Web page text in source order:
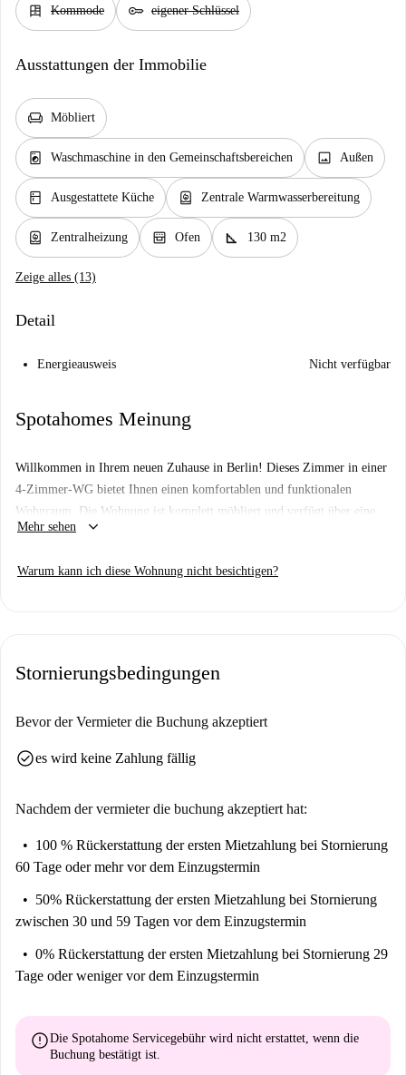
dresser Kommode key eigener Schlüssel
Ausstattungen der Immobilie
chair Möbliert
local_laundry_service Waschmaschine in den Gemeinschaftsbereichen image Außen
kitchen Ausgestattete Küche water_heater Zentrale Warmwasserbereitung
water_heater Zentralheizung oven_gen Ofen square_foot 130 m2
Zeige alles (13)
Detail
Energieausweis Nicht verfügbar
Spotahomes Meinung
Willkommen in Ihrem neuen Zuhause in Berlin! Dieses Zimmer in einer
4-Zimmer-WG bietet Ihnen einen komfortablen und funktionalen
Wohnraum. Die Wohnung ist komplett möbliert und verfügt über eine
voll ausgestattete Küche, eine Zentralheizung und die Mitbenutzung
Gas und WLAN sind in der Miete enthalten und bieten Ihnen somit ein
Wohnen Sie im lebendigen Kreuzberg! Die Wohnung liegt in der Nähe
für Studierende und beliebte Einrichtungen wie der Breakfast Club, das
fantastische Möglichkeiten zum Essen und Einkaufen bieten. Berlin ist
Spotahome!
Mehr sehen keyboard_arrow_down
Warum kann ich diese Wohnung nicht besichtigen?
Stornierungsbedingungen
Bevor der Vermieter die Buchung akzeptiert
check_circlees wird keine Zahlung fällig
Nachdem der vermieter die buchung akzeptiert hat:
100 % Rückerstattung der ersten Mietzahlung bei Stornierung
60 Tage oder mehr vor dem Einzugstermin
50% Rückerstattung der ersten Mietzahlung bei Stornierung
zwischen 30 und 59 Tagen vor dem Einzugstermin
0% Rückerstattung der ersten Mietzahlung bei Stornierung 29
Tage oder weniger vor dem Einzugstermin
errorDie Spotahome Servicegebühr wird nicht erstattet, wenn die
Buchung bestätigt ist.